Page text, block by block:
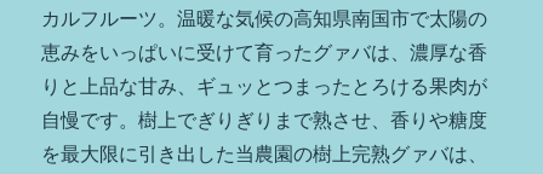
カルフルーツ。温暖な気候の高知県南国市で太陽の
恵みをいっぱいに受けて育ったグァバは、濃厚な香
りと上品な甘み、ギュッとつまったとろける果肉が
自慢です。樹上でぎりぎりまで熟させ、香りや糖度
を最大限に引き出した当農園の樹上完熟グァバは、